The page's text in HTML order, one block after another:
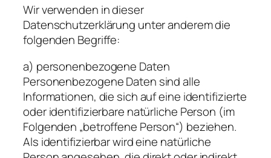
Wir verwenden in dieser
Datenschutzerklärung unter anderem die
folgenden Begriffe:
a) personenbezogene Daten
Personenbezogene Daten sind alle
Informationen, die sich auf eine identifizierte
oder identifizierbare natürliche Person (im
Folgenden „betroffene Person“) beziehen.
Als identifizierbar wird eine natürliche